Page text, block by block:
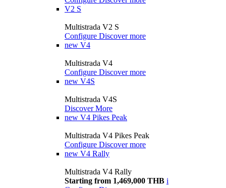
V2 S
Multistrada V2 S
Configure Discover more
new V4
Multistrada V4
Configure Discover more
new V4S
Multistrada V4S
Discover More
new V4 Pikes Peak
Multistrada V4 Pikes Peak
Configure Discover more
new V4 Rally
Multistrada V4 Rally
Starting from 1,469,000 THB i